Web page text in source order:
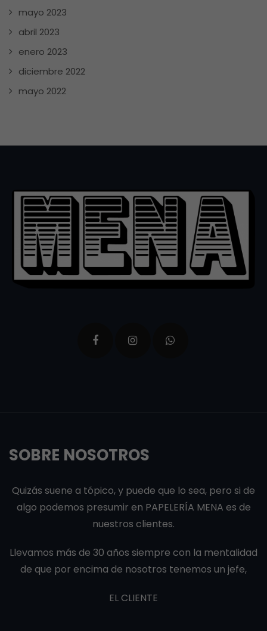
mayo 2023
abril 2023
enero 2023
diciembre 2022
mayo 2022
SOBRE NOSOTROS
Quizás suene a tópico, y puede que lo sea, pero si de
algo podemos presumir en PAPELERÍA MENA es de
nuestros clientes.
Llevamos más de 30 años siempre con la mentalidad
de que por encima de nosotros tenemos un jefe,
EL CLIENTE